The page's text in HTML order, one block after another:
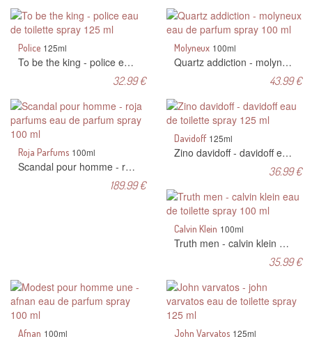
Police 125ml
To be the king - police eau de toilette spray 125 ml
32.99 €
Molyneux 100ml
Quartz addiction - molyneux eau de parfum spray 100 ml
43.99 €
Roja Parfums 100ml
Scandal pour homme - roja parfums eau de parfum spray 100 ml
189.99 €
Davidoff 125ml
Zino davidoff - davidoff eau de toilette spray 125 ml
36.99 €
Calvin Klein 100ml
Truth men - calvin klein eau de toilette spray 100 ml
35.99 €
Afnan 100ml John Varvatos 125ml